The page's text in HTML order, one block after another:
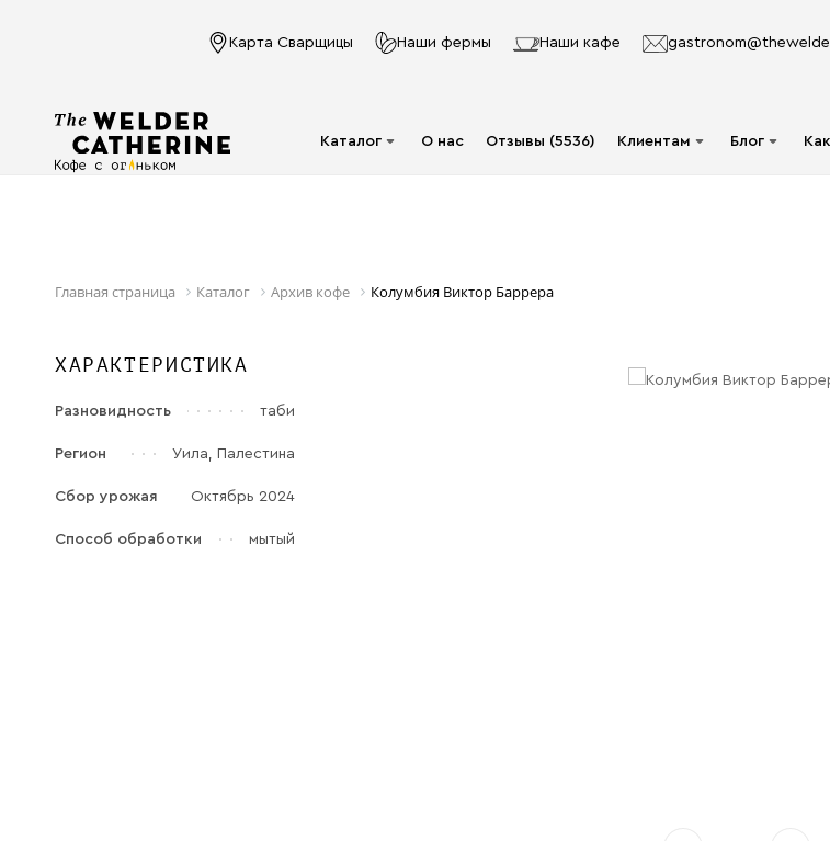
Карта Сварщицы Наши фермы Наши кафе
Каталог
Для фильтра
Кофе в фильтр-
(растворимый кофе)
О нас Отзывы (5536) Клиентам Блог
Главная страница Каталог Архив кофе Колумбия Виктор Баррера
ХАРАКТЕРИСТИКА
Разновидность таби
Регион Уила, Палестина
Сбор урожая Октябрь 2024
Способ обработки мытый